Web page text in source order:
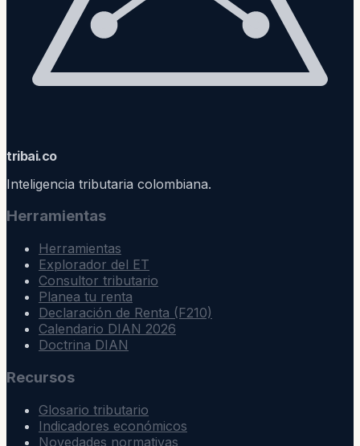
tribai.co
Inteligencia tributaria colombiana.
Herramientas
Herramientas
Explorador del ET
Consultor tributario
Planea tu renta
Declaración de Renta (F210)
Calendario DIAN 2026
Doctrina DIAN
Recursos
Glosario tributario
Indicadores económicos
Novedades normativas